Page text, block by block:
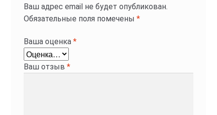
Ваш адрес email не будет опубликован.
Обязательные поля помечены *
Ваша оценка *
Ваш отзыв *